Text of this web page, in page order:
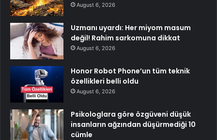
August 6, 2026
Uzmanı uyardı: Her miyom masum
değil! Rahim sarkomuna dikkat
August 6, 2026
Honor Robot Phone’un tüm teknik
özellikleri belli oldu
August 6, 2026
Psikologlara göre özgüveni düşük
insanların ağzından düşürmediği 10
cümle